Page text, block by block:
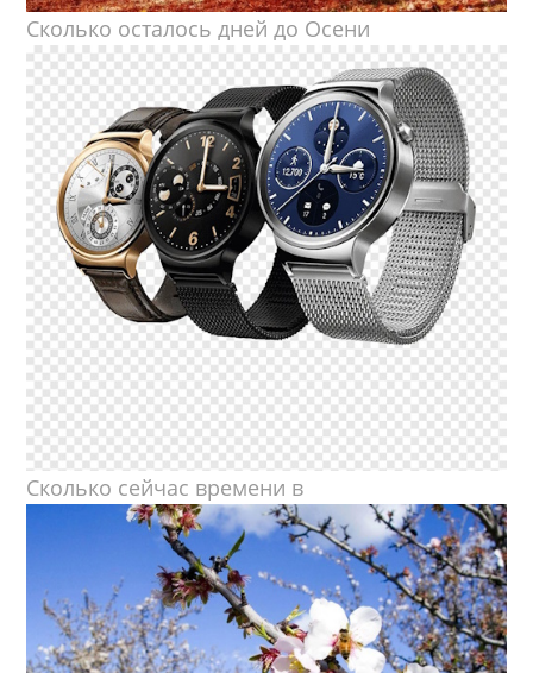
Сколько осталось дней до Осени
Сколько сейчас времени в